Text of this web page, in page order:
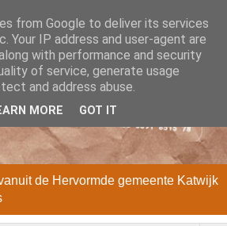
de Hervormde gemeente Katwijk
from Google to deliver its services
Your IP address and user-agent are
with performance and security
of service, generate usage
and address abuse.
MORE GOT IT